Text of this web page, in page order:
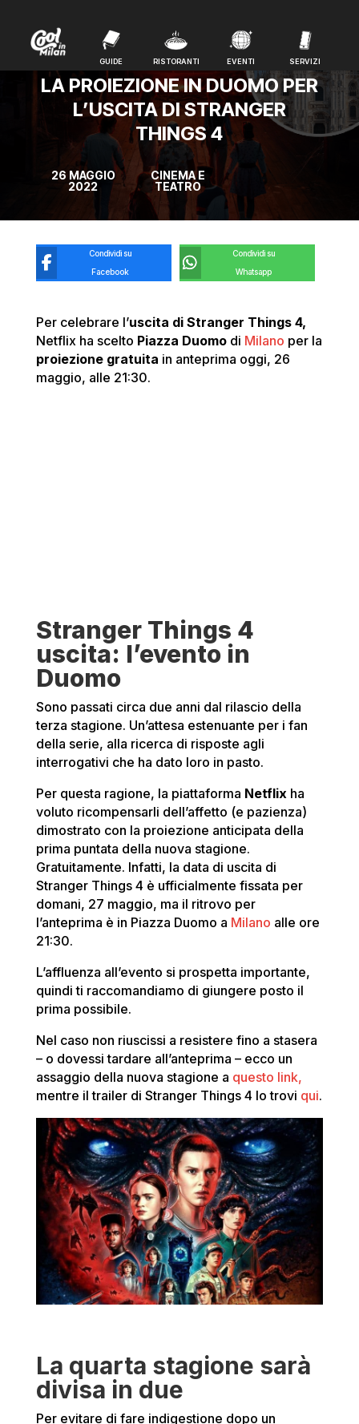
GUIDE RISTORANTI EVENTI SERVIZI
GUIDE RISTORANTI EVENTI SERVIZI
LA PROIEZIONE IN DUOMO PER
L’USCITA DI STRANGER
THINGS 4
26 MAGGIO
2022
CINEMA E
TEATRO
Condividi su
Facebook
Condividi su
Whatsapp
Per celebrare l’uscita di Stranger Things 4,
Netflix ha scelto Piazza Duomodi Milano per la
proiezione gratuita in anteprima oggi, 26
maggio, alle 21:30.
Stranger Things 4
uscita: l’evento in
Duomo
Sono passati circa due anni dal rilascio della
terza stagione. Un’attesa estenuante per i fan
della serie, alla ricerca di risposte agli
interrogativi che ha dato loro in pasto.
Per questa ragione, la piattaforma Netflixha
voluto ricompensarli dell’affetto (e pazienza)
dimostrato con la proiezione anticipata della
prima puntata della nuova stagione.
Gratuitamente. Infatti, la data di uscita di
Stranger Things 4 è ufficialmente fissata per
domani, 27 maggio, ma il ritrovo per
l’anteprima è in Piazza Duomo a Milano alle ore
21:30.
L’affluenza all’evento si prospetta importante,
quindi ti raccomandiamo di giungere posto il
prima possibile.
Nel caso non riuscissi a resistere fino a stasera
– o dovessi tardare all’anteprima – ecco un
assaggio della nuova stagione a questo link,
mentre il trailer di Stranger Things 4 lo trovi qui.
La quarta stagione sarà
divisa in due
Per evitare di fare indigestione dopo un